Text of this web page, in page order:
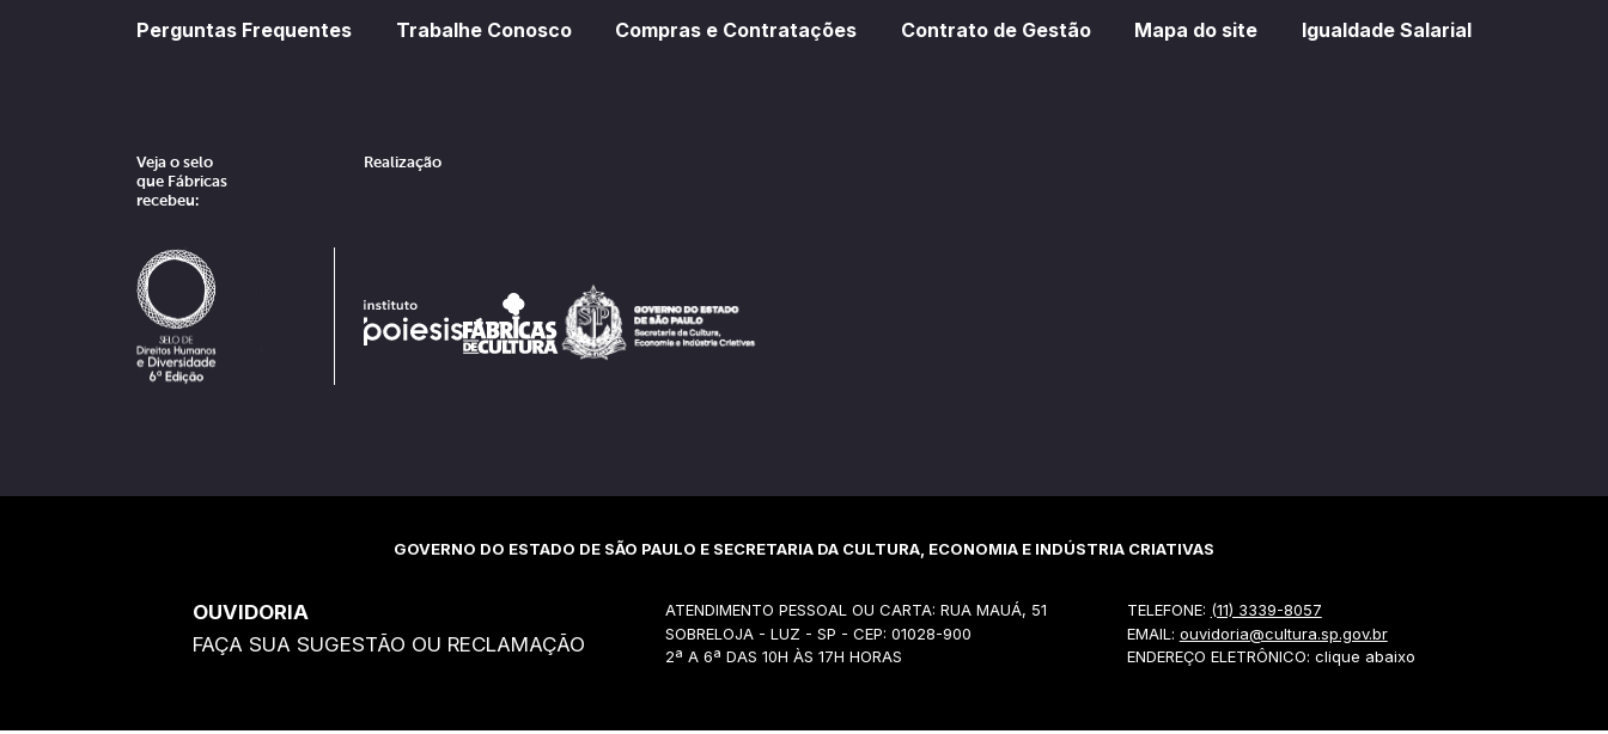
Perguntas Frequentes Trabalhe Conosco Compras e Contratações Contrato de Gestão Mapa do site Igualdade Salarial
Veja o selo
que Fábricas
recebeu:
Realização
GOVERNO DO ESTADO DE SÃO PAULO E SECRETARIA DA CULTURA, ECONOMIA E INDÚSTRIA CRIATIVAS
OUVIDORIA
FAÇA SUA SUGESTÃO OU RECLAMAÇÃO
ATENDIMENTO PESSOAL OU CARTA: RUA MAUÁ, 51
SOBRELOJA - LUZ - SP - CEP: 01028-900
2ª A 6ª DAS 10H ÀS 17H HORAS
TELEFONE: (11) 3339-8057
EMAIL: ouvidoria@cultura.sp.gov.br
ENDEREÇO ELETRÔNICO: clique abaixo